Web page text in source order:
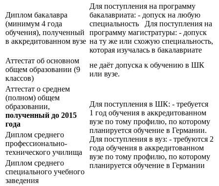
Диплом бакалавра
(минимум 4 года
обучения), полученный
в аккредитованном вузе
Для поступления на программу
бакалавриата: - допуск на любую
специальность Для поступления на
программу магистратуры: - допуск
на ту же или схожую специальность,
которая изучалась в бакалавриате
Аттестат об основном
общем образовании (9
классов)
не даёт допуска к обучению в ШК
или вузе.
Аттестат о среднем
(полном) общем
образовании,
полученный до 2015
года
Для поступления в ШК: - требуется
1 год обучения в аккредитованном
вузе по тому профилю, по которому
планируется обучение в Германии.
Для поступления в вуз: - требуются 2
года обучения в аккредитованном
вузе по тому профилю, по которому
планируется обучение в Германии
Диплом среднего
профессионально-
технического училища
Диплом среднего
специального учебного
заведения